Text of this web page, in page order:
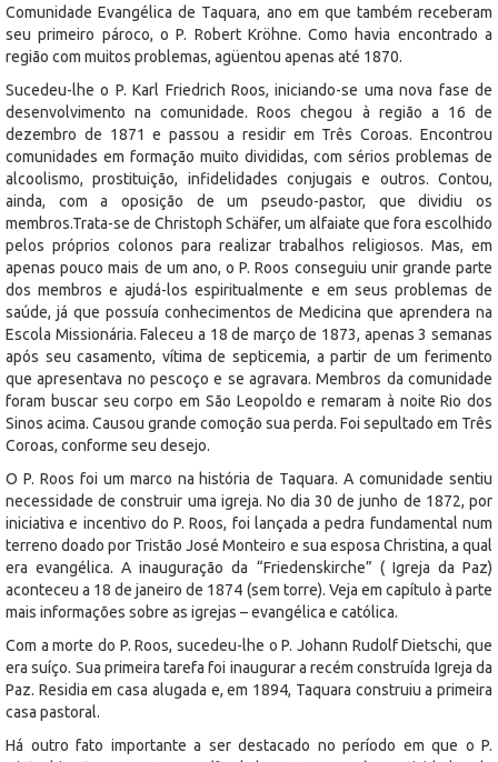
Comunidade Evangélica de Taquara, ano em que também receberam
seu primeiro pároco, o P. Robert Kröhne. Como havia encontrado a
região com muitos problemas, agüentou apenas até 1870.
Sucedeu-lhe o P. Karl Friedrich Roos, iniciando-se uma nova fase de
desenvolvimento na comunidade. Roos chegou à região a 16 de
dezembro de 1871 e passou a residir em Três Coroas. Encontrou
comunidades em formação muito divididas, com sérios problemas de
alcoolismo, prostituição, infidelidades conjugais e outros. Contou,
ainda, com a oposição de um pseudo-pastor, que dividiu os
membros.Trata-se de Christoph Schäfer, um alfaiate que fora escolhido
pelos próprios colonos para realizar trabalhos religiosos. Mas, em
apenas pouco mais de um ano, o P. Roos conseguiu unir grande parte
dos membros e ajudá-los espiritualmente e em seus problemas de
saúde, já que possuía conhecimentos de Medicina que aprendera na
Escola Missionária. Faleceu a 18 de março de 1873, apenas 3 semanas
após seu casamento, vítima de septicemia, a partir de um ferimento
que apresentava no pescoço e se agravara. Membros da comunidade
foram buscar seu corpo em São Leopoldo e remaram à noite Rio dos
Sinos acima. Causou grande comoção sua perda. Foi sepultado em Três
Coroas, conforme seu desejo.
O P. Roos foi um marco na história de Taquara. A comunidade sentiu
necessidade de construir uma igreja. No dia 30 de junho de 1872, por
iniciativa e incentivo do P. Roos, foi lançada a pedra fundamental num
terreno doado por Tristão José Monteiro e sua esposa Christina, a qual
era evangélica. A inauguração da “Friedenskirche” ( Igreja da Paz)
aconteceu a 18 de janeiro de 1874 (sem torre). Veja em capítulo à parte
mais informações sobre as igrejas – evangélica e católica.
Com a morte do P. Roos, sucedeu-lhe o P. Johann Rudolf Dietschi, que
era suíço. Sua primeira tarefa foi inaugurar a recém construída Igreja da
Paz. Residia em casa alugada e, em 1894, Taquara construiu a primeira
casa pastoral.
Há outro fato importante a ser destacado no período em que o P.